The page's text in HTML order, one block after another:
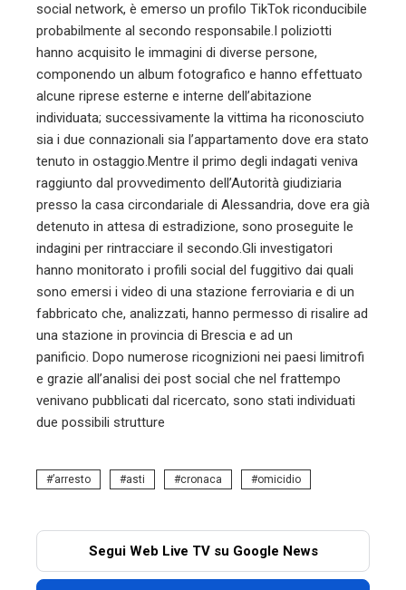
social network, è emerso un profilo TikTok riconducibile
probabilmente al secondo responsabile.I poliziotti
hanno acquisito le immagini di diverse persone,
componendo un album fotografico e hanno effettuato
alcune riprese esterne e interne dell’abitazione
individuata; successivamente la vittima ha riconosciuto
sia i due connazionali sia l’appartamento dove era stato
tenuto in ostaggio.Mentre il primo degli indagati veniva
raggiunto dal provvedimento dell’Autorità giudiziaria
presso la casa circondariale di Alessandria, dove era già
detenuto in attesa di estradizione, sono proseguite le
indagini per rintracciare il secondo.Gli investigatori
hanno monitorato i profili social del fuggitivo dai quali
sono emersi i video di una stazione ferroviaria e di un
fabbricato che, analizzati, hanno permesso di risalire ad
una stazione in provincia di Brescia e ad un
panificio. Dopo numerose ricognizioni nei paesi limitrofi
e grazie all’analisi dei post social che nel frattempo
venivano pubblicati dal ricercato, sono stati individuati
due possibili strutture
’arresto asti cronaca omicidio
Segui Web Live TV su Google News